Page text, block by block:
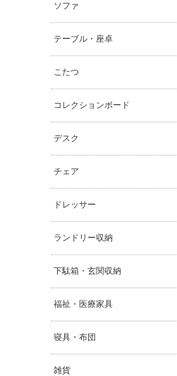
ソファ
テーブル・座卓
こたつ
コレクションボード
デスク
チェア
ドレッサー
ランドリー収納
下駄箱・玄関収納
福祉・医療家具
寝具・布団
雑貨